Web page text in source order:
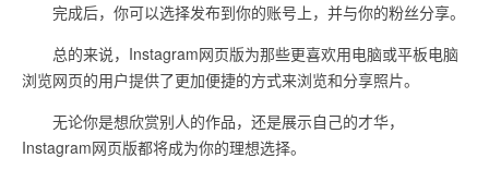
完成后，你可以选择发布到你的账号上，并与你的粉丝分享。
总的来说，Instagram网页版为那些更喜欢用电脑或平板电脑
浏览网页的用户提供了更加便捷的方式来浏览和分享照片。
无论你是想欣赏别人的作品，还是展示自己的才华，
Instagram网页版都将成为你的理想选择。